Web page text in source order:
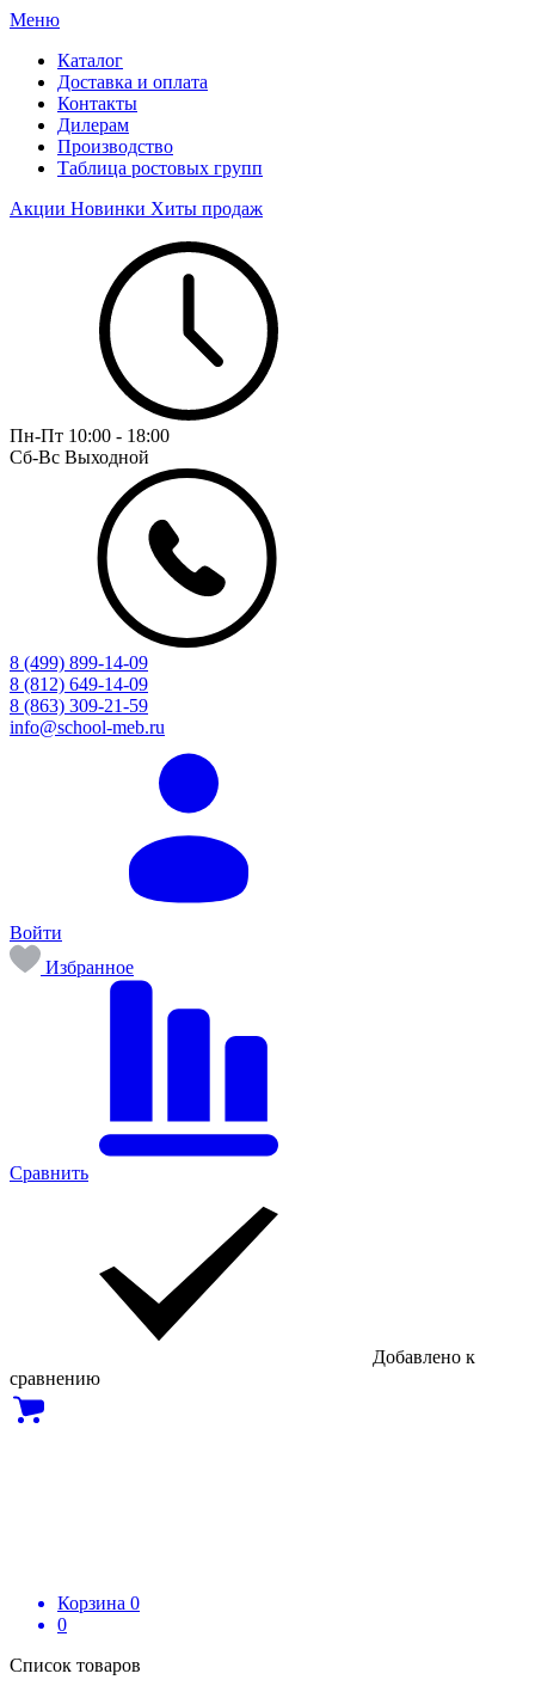
Меню
Каталог
Доставка и оплата
Контакты
Дилерам
Производство
Таблица ростовых групп
Акции Новинки Хиты продаж
Пн-Пт 10:00 - 18:00
Сб-Вс Выходной
8 (499) 899-14-09
8 (812) 649-14-09
8 (863) 309-21-59
info@school-meb.ru
Войти
Избранное
Сравнить
Добавлено к
сравнению
Корзина 0
0
Список товаров